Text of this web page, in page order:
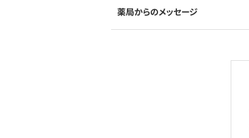
薬局からのメッセージ